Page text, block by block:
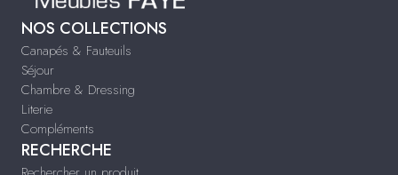
NOS COLLECTIONS
Canapés & Fauteuils
Séjour
Chambre & Dressing
Literie
Compléments
RECHERCHE